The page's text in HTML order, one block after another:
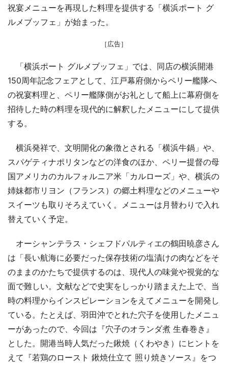
祝宴メニューを再現した料理を提供する「横浜ポート グ
ルメブッフェ」が始まった。
［広告］
「横浜ポート グルメブッフェ」では、同店の横浜開港
150周年記念フェアとして、江戸幕府側からペリー艦隊へ
の祝宴料理と、ペリー艦隊側がお礼として船上に幕府側を
招待した時の料理を現代的に解釈したメニューにして提供
する。
横浜発祥で、文明開化の象徴とされる「横浜牛鍋」や、
スパゲティナポリタンなどの洋食のほか、ペリー提督の母
国アメリカのカルフォルニア米「カルローズ」や、横浜の
姉妹都市リヨン（フランス）の郷土料理などのメニューや
スイーツも取りそろえていく。メニューは月替わりで入れ
替えていく予定。
オーシャンテラス・シェフドパルティエの鶴田暁彦さん
は「長い航海に必要だった保存技術の塩漬けの肉などをそ
のままのかたちで提供するのは、現代人の味覚や視覚的な
面で難しい。文献などで史実をしっかり踏まえた上で、当
時の料理からインスピレーションをえてメニューを開発し
ている。たとえば、羽田沖でとれた穴子を使用したメニュ
ーがあったので、今回は『穴子のオランダ煮 生春巻き』
とした。開港当時人気だった鍬焼（くわやき）にヒントを
えて『若鶏のロースト 鍬焼仕立て 照り焼きソース』をつ